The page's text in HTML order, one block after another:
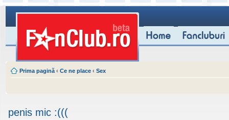
Prima pagină ‹ Ce ne place ‹ Sex
penis mic :(((